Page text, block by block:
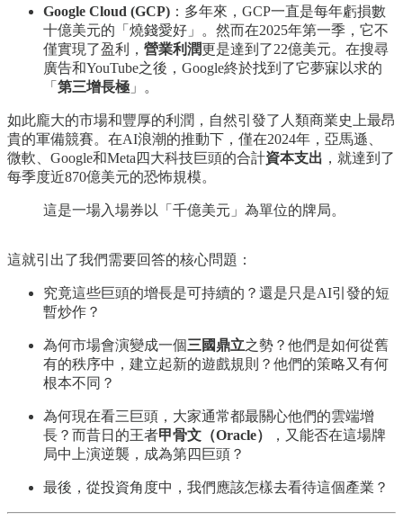
Google Cloud (GCP) ：多年來，GCP一直是每年虧損數
十億美元的「燒錢愛好」。然而在2025年第一季，它不
僅實現了盈利， 營業利潤更是達到了22億美元。在搜尋
廣告和YouTube之後，Google終於找到了它夢寐以求的
「 第三增長極 」。
如此龐大的市場和豐厚的利潤，自然引發了人類商業史上最昂
貴的軍備競賽。在AI浪潮的推動下，僅在2024年，亞馬遜、
微軟、Google和Meta四大科技巨頭的合計資本支出 ，就達到了
每季度近870億美元的恐怖規模。
這是一場入場券以「千億美元」為單位的牌局。
這就引出了我們需要回答的核心問題：
究竟這些巨頭的增長是可持續的？還是只是AI引發的短
暫炒作？
為何市場會演變成一個三國鼎立之勢？他們是如何從舊
有的秩序中，建立起新的遊戲規則？他們的策略又有何
根本不同？
為何現在看三巨頭，大家通常都最關心他們的雲端增
長？而昔日的王者甲骨文（Oracle）
，又能否在這場牌
局中上演逆襲，成為第四巨頭？
最後，從投資角度中，我們應該怎樣去看待這個產業？